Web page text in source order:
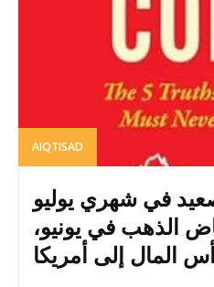
AIQTISAD
في شهري يوليو
الذهب في يونيو،
المال إلى أمريكا